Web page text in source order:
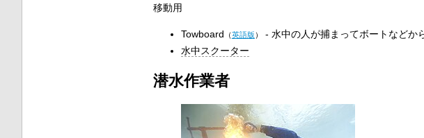
移動用
Towboard （英語版）
‐ 水中の人が捕まってボートなどか
水中スクーター
潜水作業者